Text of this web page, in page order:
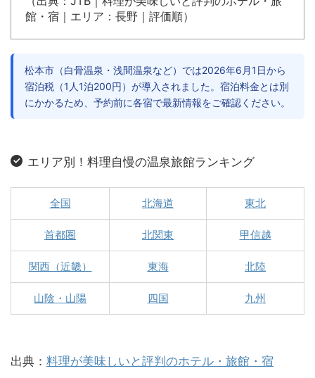
館・宿｜エリア：長野｜評価順）
松本市（白骨温泉・浅間温泉など）では2026年6月1日から
宿泊税（1人1泊200円）が導入されました。宿泊料金とは別
にかかるため、予約前に各宿で最新情報をご確認ください。
エリア別！料理自慢の温泉旅館ランキング
全国 北海道 東北
首都圏 北関東 甲信越
関西（近畿） 東海 北陸
山陰・山陽 四国 九州
出典： 料理が美味しいと評判のホテル・旅館・宿